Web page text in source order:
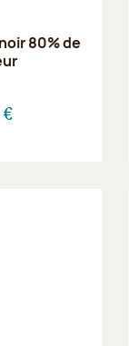
80% de
€